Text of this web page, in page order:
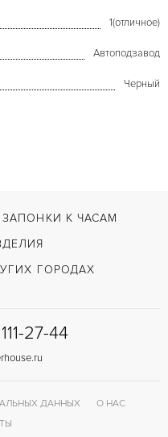
1(отличное)
Автоподзавод
Черный
С документами, С футляром
ЗАПОНКИ К ЧАСАМ
ГОРОДАХ
27-44
ДАННЫХ
О НАС